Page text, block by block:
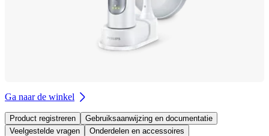
Ga naar de winkel
Product registreren
Gebruiksaanwijzing en documentatie
Veelgestelde vragen
Onderdelen en accessoires